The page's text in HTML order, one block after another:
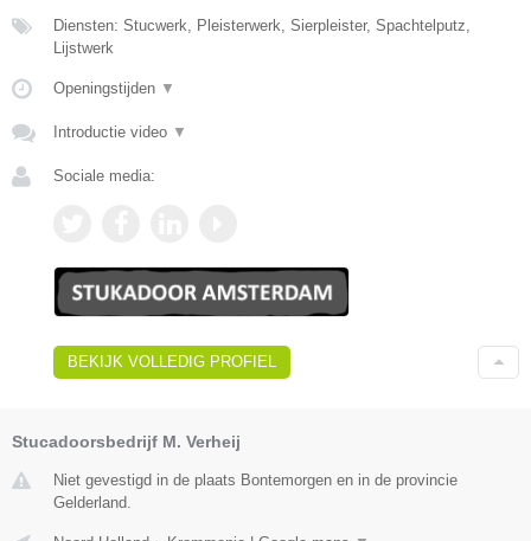
Diensten: Stucwerk, Pleisterwerk, Sierpleister, Spachtelputz,
Lijstwerk
Openingstijden ▼
Introductie video ▼
Sociale media:
BEKIJK VOLLEDIG PROFIEL
Stucadoorsbedrijf M. Verheij
Niet gevestigd in de plaats Bontemorgen en in de provincie
Gelderland.